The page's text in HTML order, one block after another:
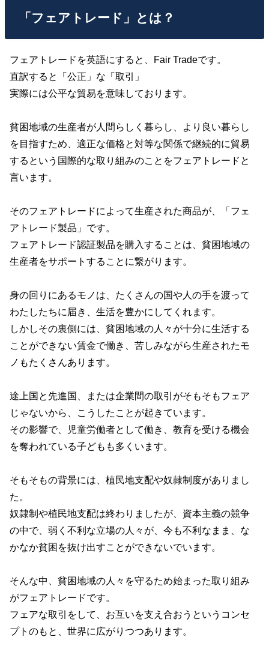
「フェアトレード」とは？
フェアトレードを英語にすると、Fair Tradeです。
直訳すると「公正」な「取引」
実際には公平な貿易を意味しております。
貧困地域の生産者が人間らしく暮らし、より良い暮らし
を目指すため、適正な価格と対等な関係で継続的に貿易
するという国際的な取り組みのことをフェアトレードと
言います。
そのフェアトレードによって生産された商品が、「フェ
アトレード製品」です。
フェアトレード認証製品を購入することは、貧困地域の
生産者をサポートすることに繋がります。
身の回りにあるモノは、たくさんの国や人の手を渡って
わたしたちに届き、生活を豊かにしてくれます。
しかしその裏側には、貧困地域の人々が十分に生活する
ことができない賃金で働き、苦しみながら生産されたモ
ノもたくさんあります。
途上国と先進国、または企業間の取引がそもそもフェア
じゃないから、こうしたことが起きています。
その影響で、児童労働者として働き、教育を受ける機会
を奪われている子どもも多くいます。
そもそもの背景には、植民地支配や奴隷制度がありまし
た。
奴隷制や植民地支配は終わりましたが、資本主義の競争
の中で、弱く不利な立場の人々が、今も不利なまま、な
かなか貧困を抜け出すことができないでいます。
そんな中、貧困地域の人々を守るため始まった取り組み
がフェアトレードです。
フェアな取引をして、お互いを支え合おうというコンセ
プトのもと、世界に広がりつつあります。